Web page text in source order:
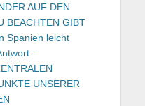
AUF DEN
BEACHTEN GIBT
Spanien leicht
–
UNSERER